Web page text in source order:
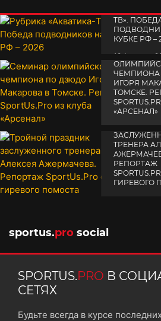
TВ».
КУБКЕ РФ –
19 февраля
СЕМИНАР
ИГОРЯ
ТОМСКЕ.
«АРСЕНАЛ»
ТРЕНЕРА
РЕПОРТАЖ
ГИРЕВОГО
sportus.pro social
SPORTUS.PRO В
СЕТЯХ
Будьте всегда в курсе